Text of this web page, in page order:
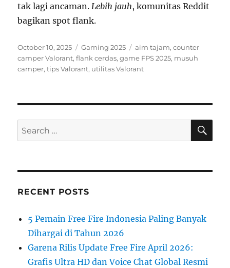
tak lagi ancaman. Lebih jauh, komunitas Reddit
bagikan spot flank.
Posted
on
October 10, 2025 Categories
Gaming 2025 Tags
aim tajam,counter
camper Valorant,flank cerdas,game FPS 2025, musuh
camper,tips Valorant, utilitas Valorant
Search
for:
RECENT POSTS
5 Pemain Free Fire Indonesia Paling Banyak
Dihargai di Tahun 2026
Garena Rilis Update Free Fire April 2026:
Grafis Ultra HD dan Voice Chat Global Resmi